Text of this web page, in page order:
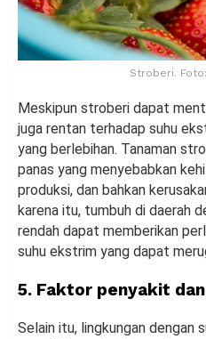
Stroberi.
Meskipun stroberi dapat
juga rentan terhadap suhu
yang berlebihan. Tanaman
panas yang menyebabkan
produksi, dan bahkan
karena itu, tumbuh di daerah
rendah dapat memberikan
suhu ekstrim yang dapat
5. Faktor penyakit
Selain itu, lingkungan dengan